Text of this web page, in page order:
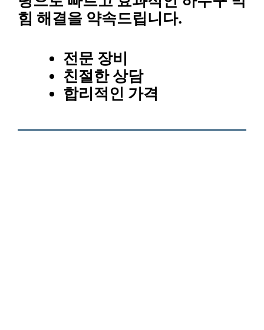
힘 해결을 약속드립니다.
전문 장비
친절한 상담
합리적인 가격